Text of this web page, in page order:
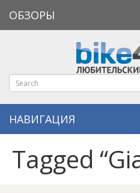
ОБЗОРЫ
НАВИГАЦИЯ
Tagged